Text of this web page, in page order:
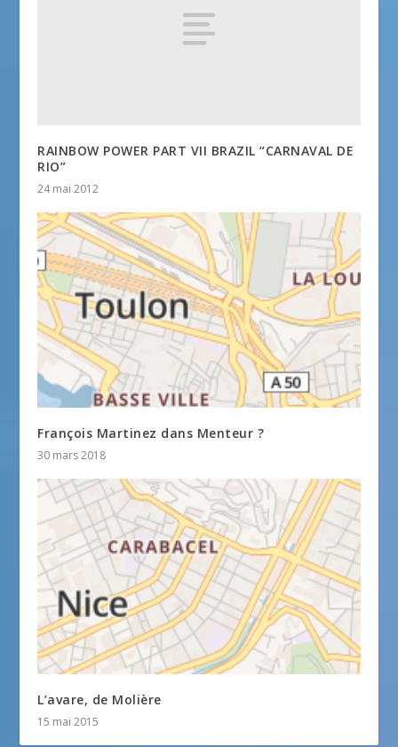
RAINBOW POWER PART VII BRAZIL “CARNAVAL DE
RIO”
24 mai 2012
François Martinez dans Menteur ?
30 mars 2018
L’avare, de Molière
15 mai 2015